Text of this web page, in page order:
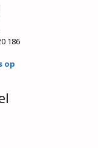
186
op